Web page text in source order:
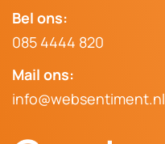
Bel ons:
085 4444 820
Mail ons:
info@websentiment.nl